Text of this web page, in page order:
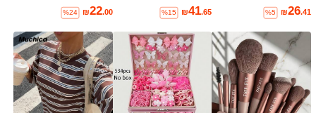
₪26.41
%5
₪41.65
%15
₪22.00
%24